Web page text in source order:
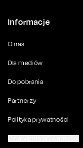
Informacje
O nas
Dla mediów
Do pobrania
Partnerzy
Polityka prywatności